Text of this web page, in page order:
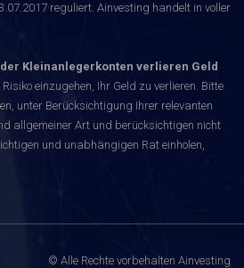
reguliert. Ainvesting handelt in voller
der Kleinanlegerkonten verlieren Geld
einzugehen, Ihr Geld zu verlieren. Bitte
unter Berücksichtigung Ihrer relevanten
allgemeiner Art und berücksichtigen nicht
und unabhängigen Rat einholen,
© Alle Rechte vorbehalten Ainvesting